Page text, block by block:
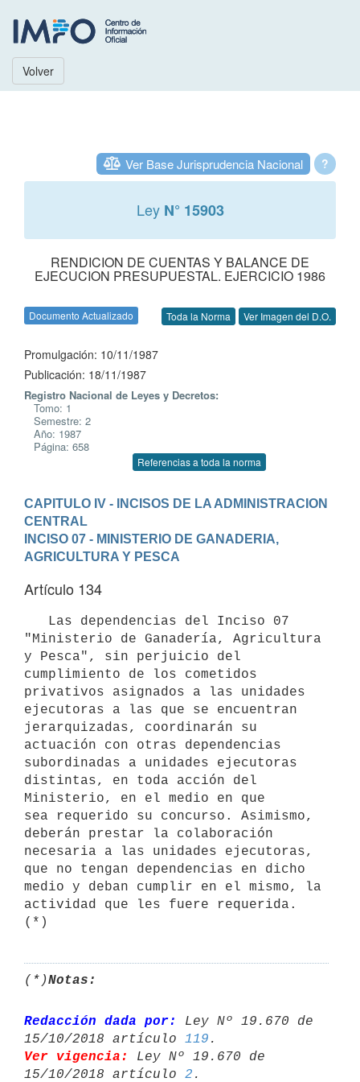
Volver
?
Ver Base Jurisprudencia Nacional
Ley N° 15903
RENDICION DE CUENTAS Y BALANCE DE
EJECUCION PRESUPUESTAL. EJERCICIO 1986
Documento Actualizado Toda la Norma Ver Imagen del D.O.
Promulgación: 10/11/1987
Publicación: 18/11/1987
Registro Nacional de Leyes y Decretos:
Tomo: 1
Semestre: 2
Año: 1987
Página: 658
Referencias a toda la norma
CAPITULO IV - INCISOS DE LA ADMINISTRACION
CENTRAL
INCISO 07 - MINISTERIO DE GANADERIA,
AGRICULTURA Y PESCA
Artículo 134
"Ministerio de Ganadería, Agricultura
y Pesca", sin perjuicio del
cumplimiento de los cometidos
privativos asignados a las unidades
ejecutoras a las que se encuentran
jerarquizadas, coordinarán su
actuación con otras dependencias
subordinadas a unidades ejecutoras
distintas, en toda acción del
Ministerio, en el medio en que
sea requerido su concurso. Asimismo,
deberán prestar la colaboración
necesaria a las unidades ejecutoras,
que no tengan dependencias en dicho
medio y deban cumplir en el mismo, la
actividad que les fuere requerida.
(*)
(*)Notas:
Redacción dada por:
Ley Nº 19.670 de
15/10/2018 artículo 119
Ver vigencia:
Ley Nº 19.670 de
15/10/2018 artículo 2